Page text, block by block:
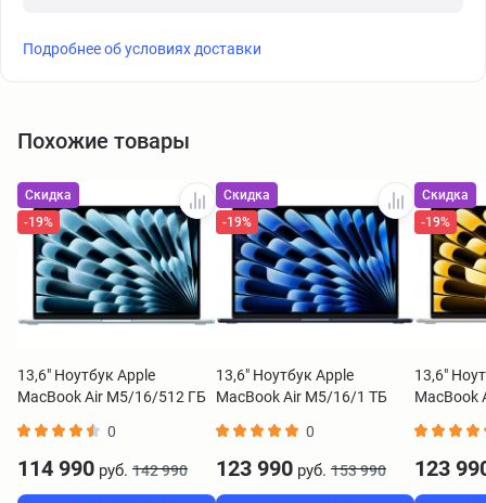
Подробнее об условиях доставки
Похожие товары
Скидка
-19%
13,6" Ноутбук Apple
MacBook Air M5/16/512 ГБ
0
114 990 руб. 142 990
Скидка
-19%
13,6" Ноутбук Apple
MacBook Air M5/16/1 ТБ
0
123 990 руб. 153 990
Скидка
-19%
13,6"
MacBook
123